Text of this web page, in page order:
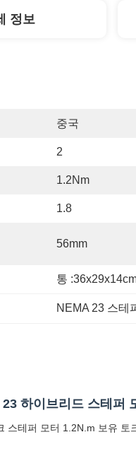
정보
중국
2
1.2Nm
1.8
56mm
통
NEMA 23 스테
하이브리드 스테퍼
스테퍼 모터 1.2N.m 보유 토